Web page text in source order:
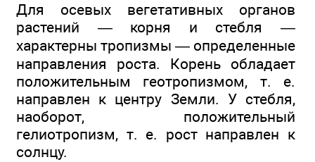
Для осевых вегетативных органов
растений — корня и стебля —
характерны тропизмы — определенные
направления роста. Корень обладает
положительным геотропизмом, т. е.
направлен к центру Земли. У стебля,
наоборот, положительный
гелиотропизм, т. е. рост направлен к
солнцу.